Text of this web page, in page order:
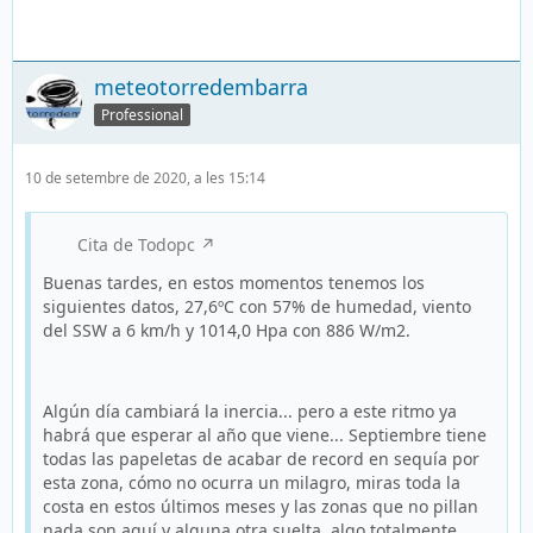
meteotorredembarra
Professional
10 de setembre de 2020, a les 15:14
Cita de Todopc
Buenas tardes, en estos momentos tenemos los
siguientes datos, 27,6ºC con 57% de humedad, viento
del SSW a 6 km/h y 1014,0 Hpa con 886 W/m2.
Algún día cambiará la inercia... pero a este ritmo ya
habrá que esperar al año que viene... Septiembre tiene
todas las papeletas de acabar de record en sequía por
esta zona, cómo no ocurra un milagro, miras toda la
costa en estos últimos meses y las zonas que no pillan